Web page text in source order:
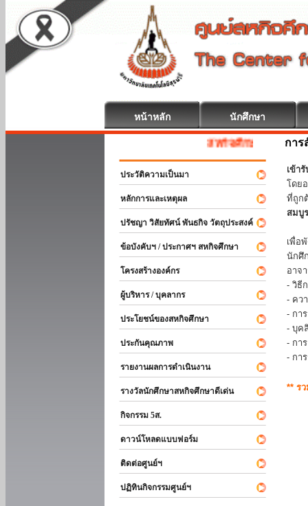
หน้าหลัก นักศึกษา
สหกิจศึกษา ยินดีต้อนรับ
ประวัติความเป็นมา
หลักการและเหตุผล
ปรัชญา วิสัยทัศน์ พันธกิจ วัตถุประสงค์
ข้อบังคับฯ / ประกาศฯ สหกิจศึกษา
โครงสร้างองค์กร
ผู้บริหาร / บุคลากร
ประโยชน์ของสหกิจศึกษา
ประกันคุณภาพ
รายงานผลการดำเนินงาน
รางวัลนักศึกษาสหกิจศึกษาดีเด่น
กิจกรรม 5ส.
ดาวน์โหลดแบบฟอร์ม
ติดต่อศูนย์ฯ
ปฏิทินกิจกรรมศูนย์ฯ
การ
เข้า
โดย
ที่ถูก
สมบู
เพื่อ
นักศึ
อาจ
- วิธี
- คว
- กา
- บุค
- กา
- กา
** ร